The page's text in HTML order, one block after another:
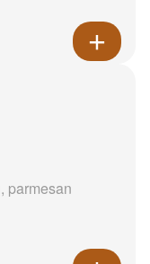
parmesan